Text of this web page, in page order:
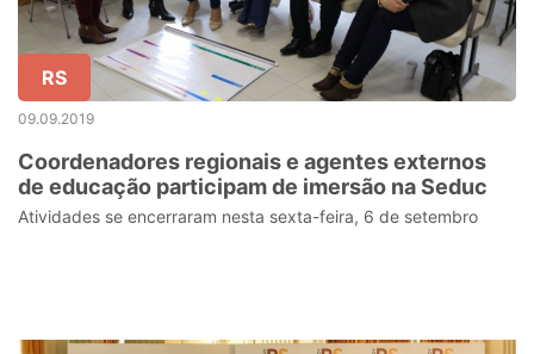
RS
09.09.2019
Coordenadores regionais e agentes externos
de educação participam de imersão na Seduc
Atividades se encerraram nesta sexta-feira, 6 de setembro